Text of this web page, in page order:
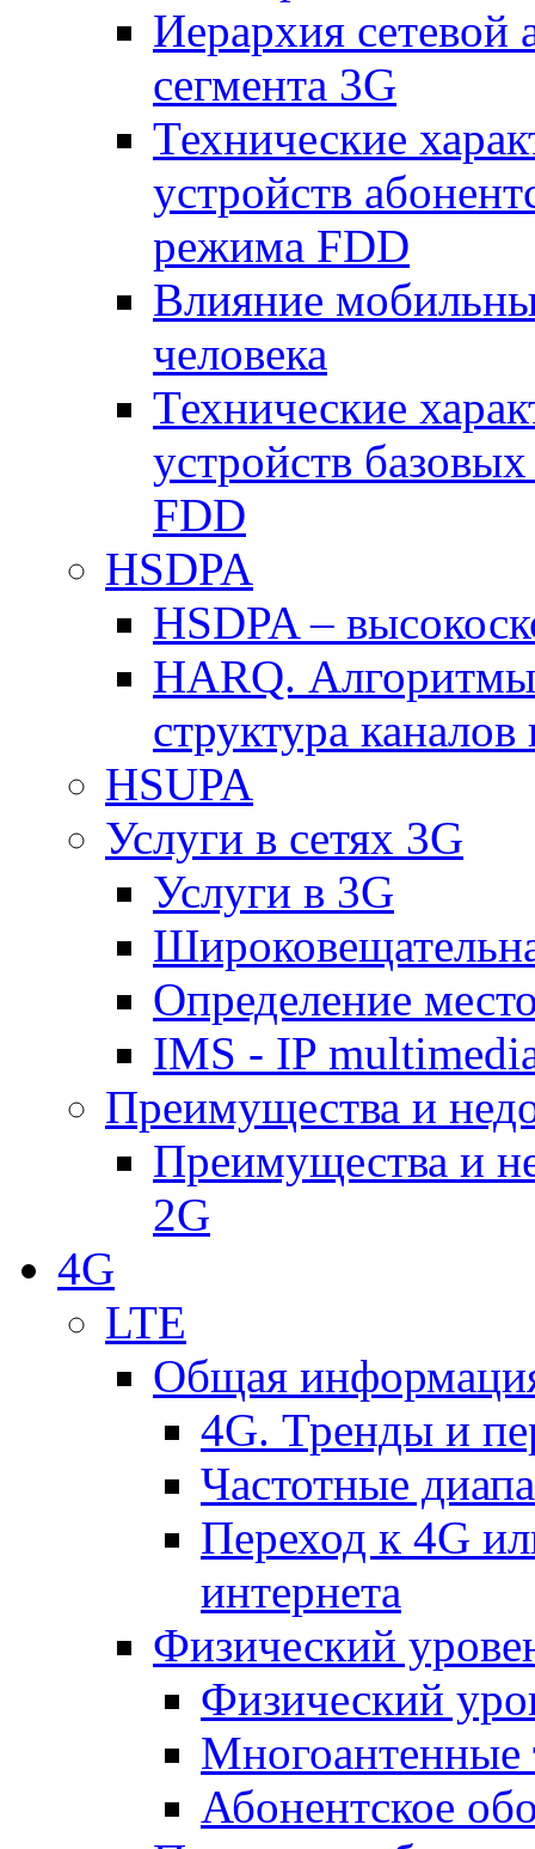
Иерархия сетевой
сегмента 3G
Технические
устройств
режима FDD
Влияние
человека
Технические
устройств
FDD
HSDPA
HSDPA –
HARQ.
структура
HSUPA
Услуги в сетях 3G
Услуги в 3G
Определение
IMS - IP
Преимущества и
Преимущества и
2G
4G
LTE
Общая
4G. Тренды и
Частотные
Переход к 4G
интернета
Физический
Физический
Многоантенные
Абонентское